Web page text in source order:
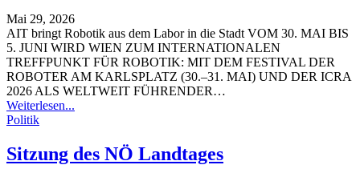
Mai 29, 2026
AIT bringt Robotik aus dem Labor in die Stadt VOM 30. MAI BIS
5. JUNI WIRD WIEN ZUM INTERNATIONALEN
TREFFPUNKT FÜR ROBOTIK: MIT DEM FESTIVAL DER
ROBOTER AM KARLSPLATZ (30.–31. MAI) UND DER ICRA
2026 ALS WELTWEIT FÜHRENDER…
Weiterlesen...
Politik
Sitzung des NÖ Landtages